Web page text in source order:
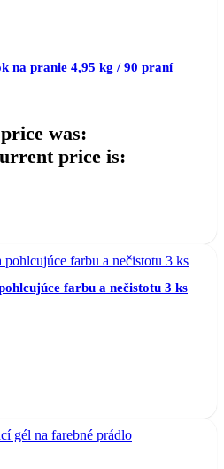
na pranie 4,95 kg / 90 praní
was:
price is:
farbu a nečistotu 3 ks